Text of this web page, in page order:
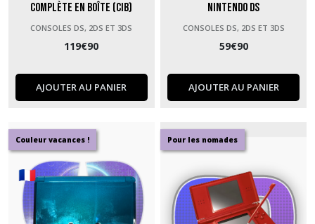
Complète en boîte (CIB)
CONSOLES DS, 2DS ET 3DS
119€90
AJOUTER AU PANIER
Nintendo DS
CONSOLES DS, 2DS ET 3DS
59€90
AJOUTER AU PANIER
Couleur vacances ! Pour les nomades